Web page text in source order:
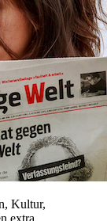
Kultur,
extra.